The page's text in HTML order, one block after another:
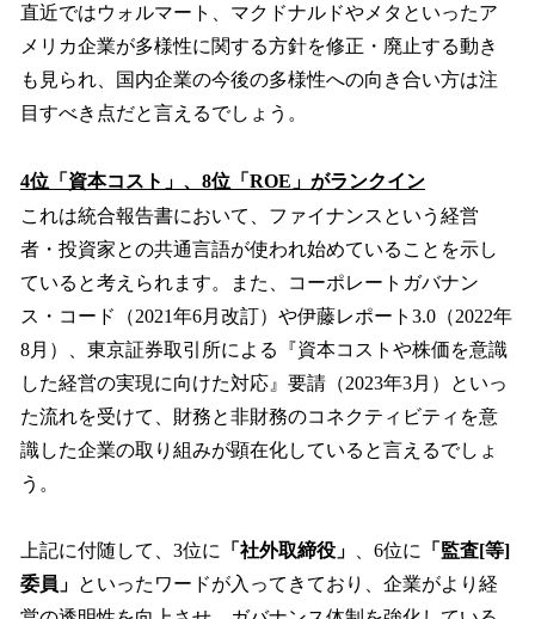
直近ではウォルマート、マクドナルドやメタといったア
メリカ企業が多様性に関する方針を修正・廃止する動き
も見られ、国内企業の今後の多様性への向き合い方は注
目すべき点だと言えるでしょう。
4位「資本コスト」、8位「ROE」がランクイン
これは統合報告書において、ファイナンスという経営
者・投資家との共通言語が使われ始めていることを示し
ていると考えられます。また、コーポレートガバナン
ス・コード（2021年6月改訂）や伊藤レポート3.0（2022年
8月）、東京証券取引所による『資本コストや株価を意識
した経営の実現に向けた対応』要請（2023年3月）といっ
た流れを受けて、財務と非財務のコネクティビティを意
識した企業の取り組みが顕在化していると言えるでしょ
う。
上記に付随して、3位に 「社外取締役」 、6位に
「監査[等]
委員」 といったワードが入ってきており、企業がより経